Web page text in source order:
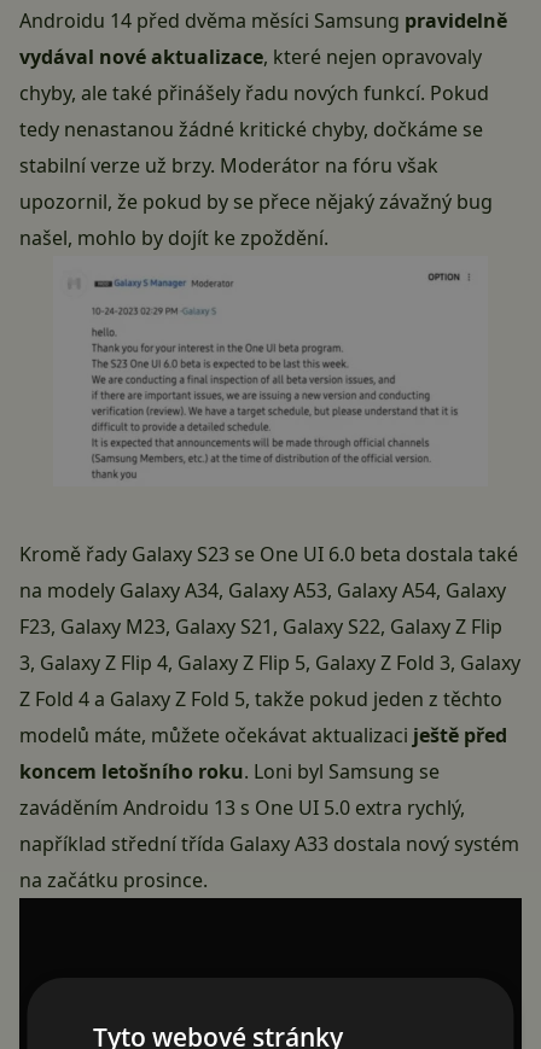
Androidu 14 před dvěma měsíci Samsung pravidelně
vydával nové aktualizace, které nejen opravovaly
chyby, ale také přinášely řadu nových funkcí. Pokud
tedy nenastanou žádné kritické chyby, dočkáme se
stabilní verze už brzy. Moderátor na fóru však
upozornil, že pokud by se přece nějaký závažný bug
našel, mohlo by dojít ke zpoždění.
Kromě řady Galaxy S23 se One UI 6.0 beta dostala také
na modely Galaxy A34, Galaxy A53, Galaxy A54, Galaxy
F23, Galaxy M23, Galaxy S21, Galaxy S22, Galaxy Z Flip
3, Galaxy Z Flip 4, Galaxy Z Flip 5, Galaxy Z Fold 3, Galaxy
Z Fold 4 a Galaxy Z Fold 5, takže pokud jeden z těchto
modelů máte, můžete očekávat aktualizaci ještě před
koncem letošního roku. Loni byl Samsung se
zaváděním Androidu 13 s One UI 5.0 extra rychlý,
například střední třída Galaxy A33 dostala nový systém
na začátku prosince.
Tyto webové stránky